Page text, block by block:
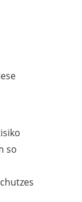
so